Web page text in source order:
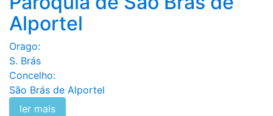
Alportel
Orago:
S. Brás
Concelho:
São Brás de Alportel
ler mais